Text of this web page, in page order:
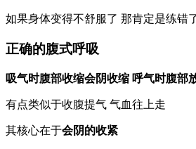
如果身体变得不舒服了 那肯定是练错
正确的腹式呼吸
吸气时腹部收缩会阴收缩 呼气时腹部
有点类似于收腹提气 气血往上走
其核心在于会阴的收紧